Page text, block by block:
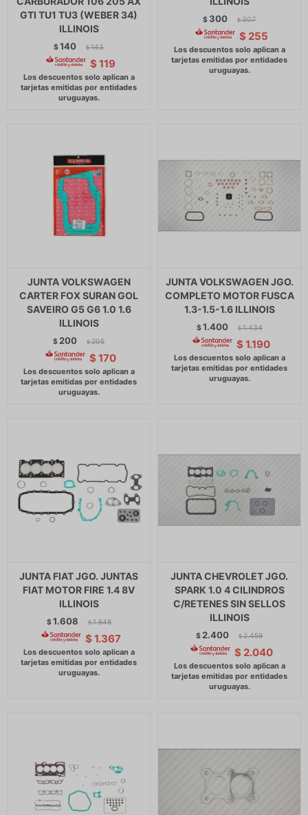
GTI TU1 TU3 (WEBER 34)
ILLINOIS
$140 $ 143
$ 119
$ 300 $ 307
$ 255
JUNTA VOLKSWAGEN
CARTER FOX SURAN GOL
SAVEIRO G5 G6 1.0 1.6
ILLINOIS
$ 200 $ 205
$ 170
JUNTA VOLKSWAGEN JGO.
COMPLETO MOTOR FUSCA
1.3-1.5-1.6 ILLINOIS
$1.400 $ 1.434
$ 1.190
JUNTA FIAT JGO. JUNTAS
FIAT MOTOR FIRE 1.4 8V
ILLINOIS
$1.608 $ 1.648
$ 1.367
JUNTA CHEVROLET JGO.
SPARK 1.0 4 CILINDROS
C/RETENES SIN SELLOS
ILLINOIS
$ 2.400 $ 2.459
$ 2.040